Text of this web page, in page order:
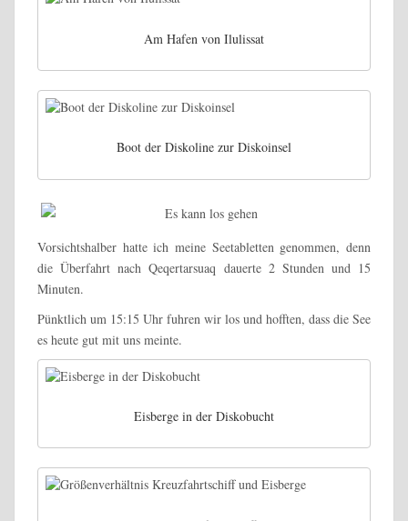
Am Hafen von Ilulissat
Boot der Diskoline zur Diskoinsel
Vorsichtshalber hatte ich meine Seetabletten genommen, denn
die Überfahrt nach Qeqertarsuaq dauerte 2 Stunden und 15
Minuten.
Pünktlich um 15:15 Uhr fuhren wir los und hofften, dass die See
es heute gut mit uns meinte.
Eisberge in der Diskobucht